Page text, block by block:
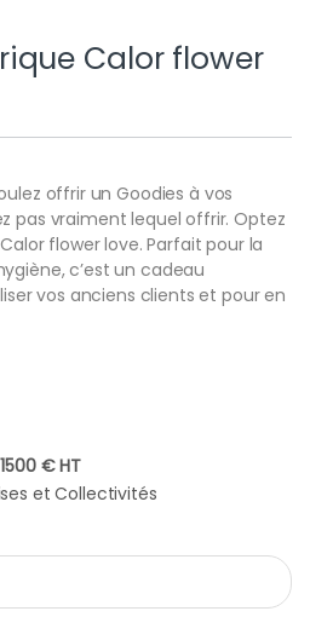
Calor flower
offrir un Goodies à vos
pas vraiment lequel offrir. Optez
flower love. Parfait pour la
c’est un cadeau
vos anciens clients et pour en
€ HT
et Collectivités
love quantity